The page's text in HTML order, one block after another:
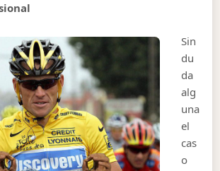
Sin
du
da
alg
una
el
cas
o